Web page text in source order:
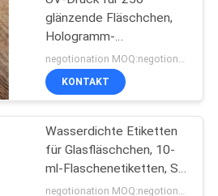
Phiolen-
45
glänzende Fläschchen,
Hologramm-
Fläschchenetiketten
negotionation MOQ:negotionation
KONTAKT
Wasserdichte Etiketten
für Glasfläschchen, 10-
ml-Flaschenetiketten, Six
Platinium Design SGS